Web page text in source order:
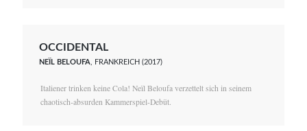
OCCIDENTAL
NEÏL BELOUFA , FRANKREICH (2017)
Italiener trinken keine Cola! Neïl Beloufa verzettelt sich in seinem
chaotisch-absurden Kammerspiel-Debüt.